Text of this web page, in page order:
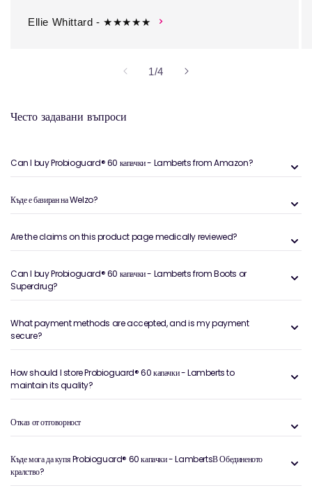
Ellie Whittard - ★★★★★
1/на
4
Често задавани въпроси
Can I buy Probioguard® 60 капачки - Lamberts from Amazon?
Къде е базиран на Welzo?
Are the claims on this product page medically reviewed?
Can I buy Probioguard® 60 капачки - Lamberts from Boots or
Superdrug?
What payment methods are accepted, and is my payment
secure?
How should I store Probioguard® 60 капачки - Lamberts to
maintain its quality?
Отказ от отговорност
Къде мога да купя Probioguard® 60 капачки - LambertsВ Обединеното
кралство?